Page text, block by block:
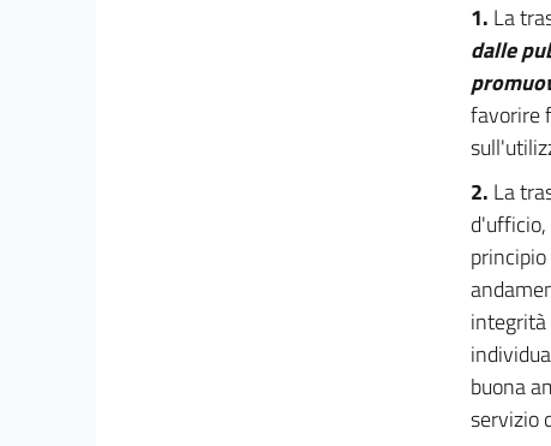
1. La
dalle
favorire
2. La
integrità
buona
servizio